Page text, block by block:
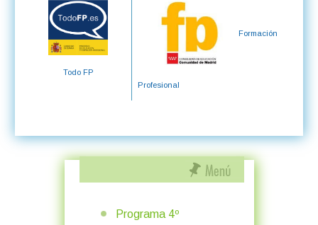
Todo FP
Formación
Profesional
Programa 4º